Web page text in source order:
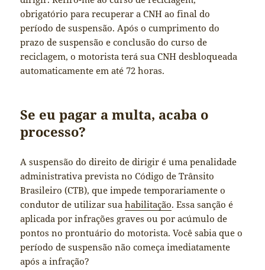
obrigatório para recuperar a CNH ao final do
período de suspensão. Após o cumprimento do
prazo de suspensão e conclusão do curso de
reciclagem, o motorista terá sua CNH desbloqueada
automaticamente em até 72 horas.
Se eu pagar a multa, acaba o
processo?
A suspensão do direito de dirigir é uma penalidade
administrativa prevista no Código de Trânsito
Brasileiro (CTB), que impede temporariamente o
condutor de utilizar suahabilitação. Essa sanção é
aplicada por infrações graves ou por acúmulo de
pontos no prontuário do motorista. Você sabia que o
período de suspensão não começa imediatamente
após a infração?